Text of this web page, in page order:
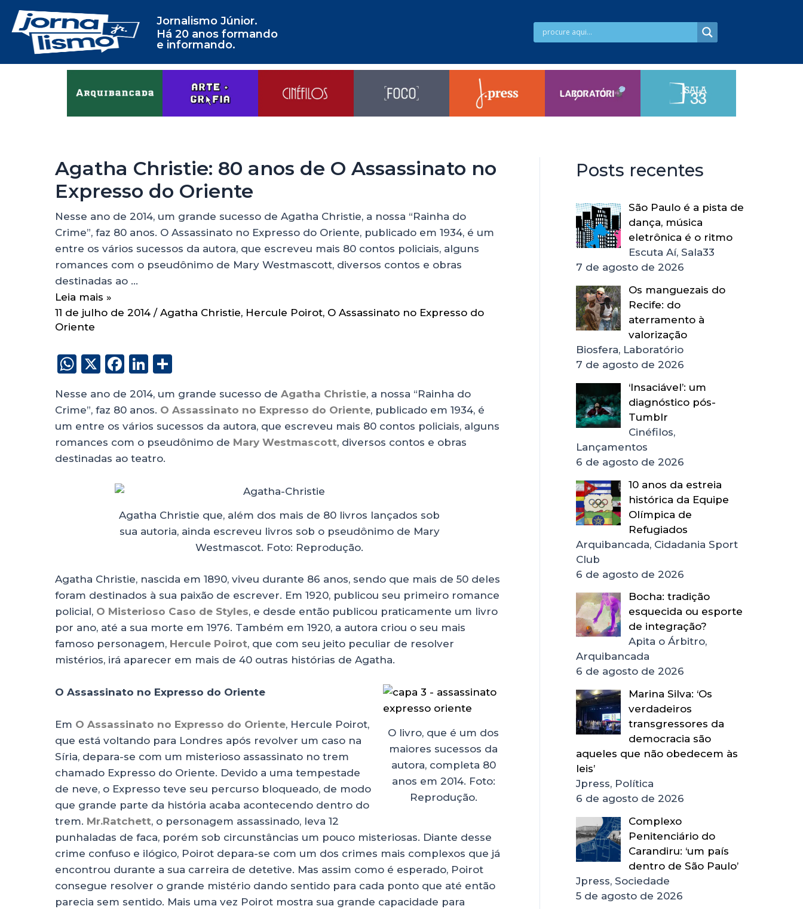
Jornalismo Júnior.
Há 20 anos formando
e informando.
Agatha Christie: 80 anos de O Assassinato no
Expresso do Oriente
Nesse ano de 2014, um grande sucesso de Agatha Christie, a nossa “Rainha do
Crime”, faz 80 anos. O Assassinato no Expresso do Oriente, publicado em 1934, é um
entre os vários sucessos da autora, que escreveu mais 80 contos policiais, alguns
romances com o pseudônimo de Mary Westmascott, diversos contos e obras
destinadas ao …
Leia mais »
11 de julho de 2014 / Agatha Christie, Hercule Poirot, O Assassinato no Expresso do
Oriente
W
a
ts
A
p
X
F
c
e
b
o
Li
k
e
dI
n
a
re
Nesse ano de 2014, um grande sucesso de Agatha Christie, a nossa “Rainha do
Crime”, faz 80 anos. O Assassinato no Expresso do Oriente, publicado em 1934, é
um entre os vários sucessos da autora, que escreveu mais 80 contos policiais, alguns
romances com o pseudônimo de Mary Westmascott, diversos contos e obras
destinadas ao teatro.
Agatha Christie que, além dos mais de 80 livros lançados sob
sua autoria, ainda escreveu livros sob o pseudônimo de Mary
Westmascot. Foto: Reprodução.
Agatha Christie, nascida em 1890, viveu durante 86 anos, sendo que mais de 50 deles
foram destinados à sua paixão de escrever. Em 1920, publicou seu primeiro romance
policial, O Misterioso Caso de Styles, e desde então publicou praticamente um livro
por ano, até a sua morte em 1976. Também em 1920, a autora criou o seu mais
famoso personagem, Hercule Poirot, que com seu jeito peculiar de resolver
mistérios, irá aparecer em mais de 40 outras histórias de Agatha.
O livro, que é um dos
maiores sucessos da
autora, completa 80
anos em 2014. Foto:
Reprodução.
O Assassinato no Expresso do Oriente
Em O Assassinato no Expresso do Oriente, Hercule Poirot,
que está voltando para Londres após revolver um caso na
Síria, depara-se com um misterioso assassinato no trem
chamado Expresso do Oriente. Devido a uma tempestade
de neve, o Expresso teve seu percurso bloqueado, de modo
que grande parte da história acaba acontecendo dentro do
trem. Mr.Ratchett, o personagem assassinado, leva 12
punhaladas de faca, porém sob circunstâncias um pouco misteriosas. Diante desse
crime confuso e ilógico, Poirot depara-se com um dos crimes mais complexos que já
encontrou durante a sua carreira de detetive. Mas assim como é esperado, Poirot
consegue resolver o grande mistério dando sentido para cada ponto que até então
parecia sem sentido. Mais uma vez Poirot mostra sua grande capacidade para
Posts recentes
São Paulo é a pista de
dança, música
eletrônica é o ritmo
Escuta Aí, Sala33
7 de agosto de 2026
Os manguezais do
Recife: do
aterramento à
valorização
Biosfera, Laboratório
7 de agosto de 2026
‘Insaciável’: um
diagnóstico pós-
Tumblr
Cinéfilos,
Lançamentos
6 de agosto de 2026
10 anos da estreia
histórica da Equipe
Olímpica de
Refugiados
Arquibancada, Cidadania Sport
Club
6 de agosto de 2026
Bocha: tradição
esquecida ou esporte
de integração?
Apita o Árbitro,
Arquibancada
6 de agosto de 2026
Marina Silva: ‘Os
verdadeiros
transgressores da
democracia são
aqueles que não obedecem às
leis’
Jpress, Política
6 de agosto de 2026
Complexo
Penitenciário do
Carandiru: ‘um país
dentro de São Paulo’
Jpress, Sociedade
5 de agosto de 2026